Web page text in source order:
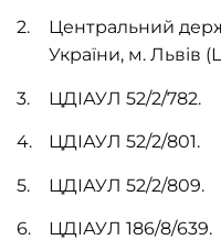
Центральний
України, м. Львів
ЦДІАУЛ 52/2/782.
ЦДІАУЛ 52/2/801.
ЦДІАУЛ 52/2/809.
ЦДІАУЛ 186/8/639.